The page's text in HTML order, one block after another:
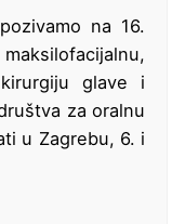
na 16.
glave i
za oralnu
u Zagrebu, 6. i